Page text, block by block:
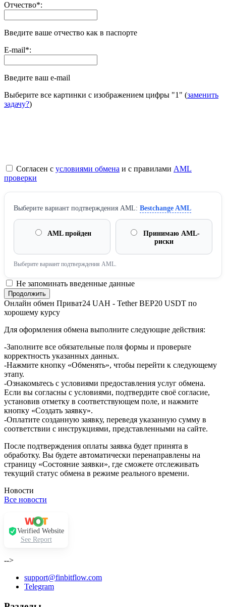
Отчество*:
Введите ваше отчество как в паспорте
E-mail*:
Введите ваш e-mail
Выберите все картинки с изображением цифры "1" (заменить
задачу?)
Согласен с условиями обмена и с правилами AML
проверки
Выберите вариант подтверждения AML: Bestchange AML
AML пройден
Принимаю AML-
риски
Выберите вариант подтверждения AML.
Не запоминать введенные данные
Онлайн обмен Приват24 UAH - Tether BEP20 USDT по
хорошему курсу
Для оформления обмена выполните следующие действия:
-Заполните все обязательные поля формы и проверьте
корректность указанных данных.
-Нажмите кнопку «Обменять», чтобы перейти к следующему
этапу.
-Ознакомьтесь с условиями предоставления услуг обмена.
Если вы согласны с условиями, подтвердите своё согласие,
установив отметку в соответствующем поле, и нажмите
кнопку «Создать заявку».
-Оплатите созданную заявку, переведя указанную сумму в
соответствии с инструкциями, представленными на сайте.
После подтверждения оплаты заявка будет принята в
обработку. Вы будете автоматически перенаправлены на
страницу «Состояние заявки», где сможете отслеживать
текущий статус обмена в режиме реального времени.
Новости
Все новости
Verified Website
See Report
-->
support@finbitflow.com
Telegram